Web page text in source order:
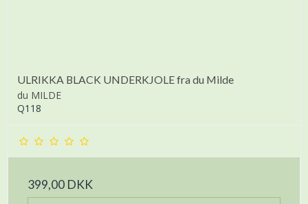
ULRIKKA BLACK UNDERKJOLE fra du Milde
du MILDE
Q118
399,00 DKK